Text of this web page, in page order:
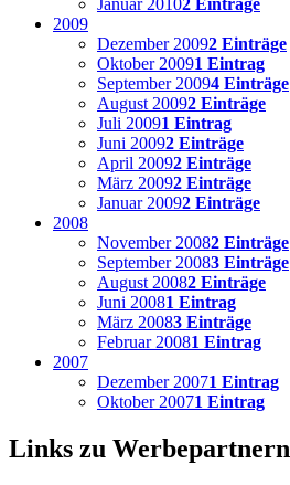
2009
Dezember 20092 Einträge
Oktober 20091 Eintrag
September 20094 Einträge
August 20092 Einträge
Juli 20091 Eintrag
Juni 20092 Einträge
April 20092 Einträge
März 20092 Einträge
Januar 20092 Einträge
2008
November 20082 Einträge
September 20083 Einträge
August 20082 Einträge
Juni 20081 Eintrag
März 20083 Einträge
Februar 20081 Eintrag
2007
Dezember 20071 Eintrag
Oktober 20071 Eintrag
Links zu Werbepartnern